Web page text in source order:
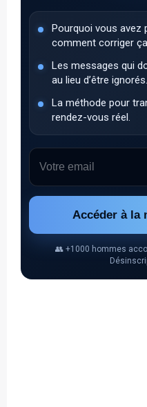
Pourquoi vous avez
comment corriger
Les messages qui
au lieu d’être ignorés.
La méthode pour
rendez-vous réel.
Accéder à la
👥 +1000 hommes